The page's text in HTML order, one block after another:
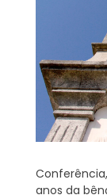
anos da